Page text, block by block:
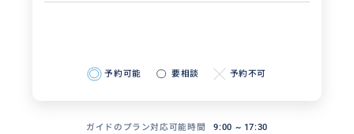
予約可能 要相談 予約不可
ガイドのプラン対応可能時間 9:00 ~ 17:30